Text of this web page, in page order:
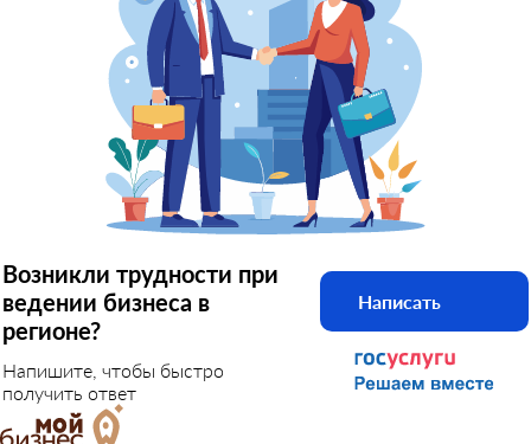
Возникли трудности при
ведении бизнеса в
регионе?
Напишите, чтобы быстро
получить ответ
Написать